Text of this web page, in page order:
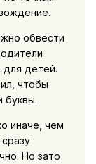
обвести
для детей.
чтобы
буквы.
иначе, чем
Но зато